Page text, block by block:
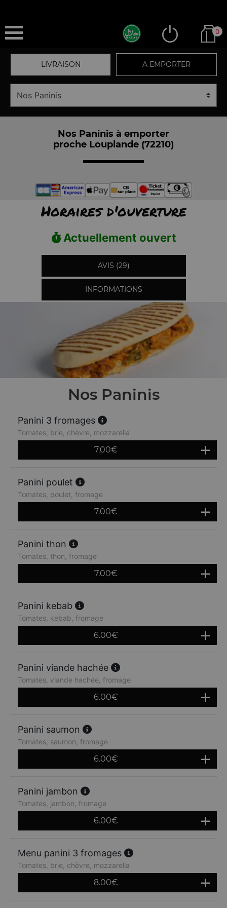
0
LIVRAISON A EMPORTER
Nos Paninis à emporter
proche Louplande (72210)
Horaires d'ouverture
Actuellement ouvert
AVIS (29)
INFORMATIONS
Nos Paninis
Panini 3 fromages
Tomates, brie, chèvre, mozzarella
7.00€
Panini poulet
Tomates, poulet, fromage
7.00€
Panini thon
Tomates, thon, fromage
7.00€
Panini kebab
Tomates, kebab, fromage
6.00€
Panini viande hachée
Tomates, viande hachée, fromage
6.00€
Panini saumon
Tomates, saumon, fromage
6.00€
Panini jambon
Tomates, jambon, fromage
6.00€
Menu panini 3 fromages
Tomates, brie, chèvre, mozzarella
8.00€